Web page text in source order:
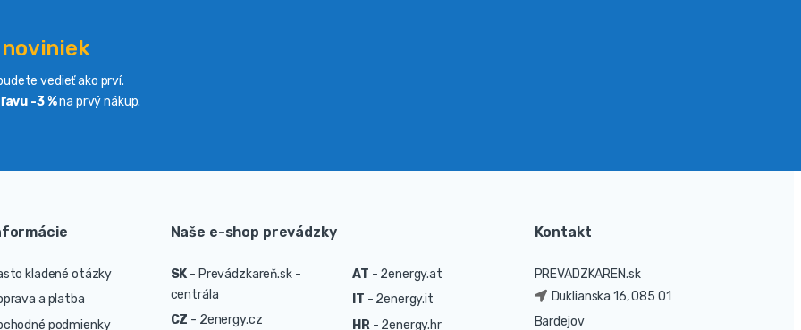
vedieť ako prví.
-3 %na prvý nákup.
kladené otázky
a platba
podmienky
Naše e-shop prevádzky
SK - Prevádzkareň.sk -
centrála
CZ - 2energy.cz
AT - 2energy.at
IT - 2energy.it
HR- 2energy.hr
Kontakt
PREVADZKAREN.sk
Duklianska 16, 085 01
Bardejov